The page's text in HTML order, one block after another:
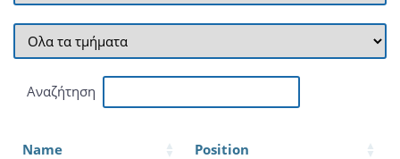
Αναζήτηση
Name Position